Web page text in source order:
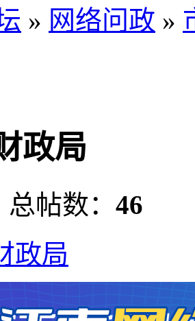
» 网络问政 »
政局
总帖数： 46
政局